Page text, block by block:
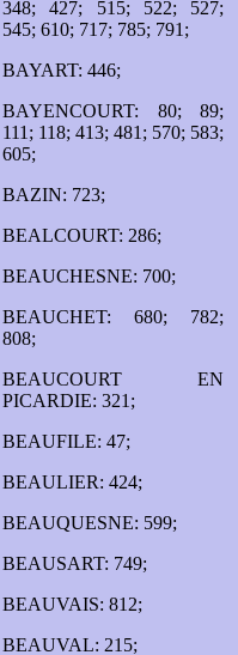
348; 427; 515; 522; 527;
545; 610; 717; 785; 791;
BAYART: 446;
BAYENCOURT: 80; 89;
111; 118; 413; 481; 570; 583;
605;
BAZIN: 723;
BEALCOURT: 286;
BEAUCHESNE: 700;
BEAUCHET: 680; 782;
808;
BEAUCOURT EN
PICARDIE: 321;
BEAUFILE: 47;
BEAULIER: 424;
BEAUQUESNE: 599;
BEAUSART: 749;
BEAUVAIS: 812;
BEAUVAL: 215;